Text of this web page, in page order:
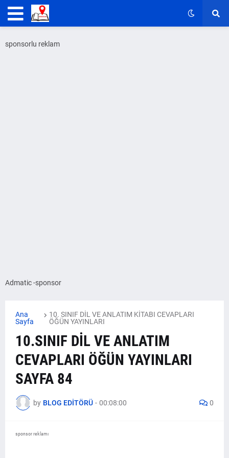
sponsorlu reklam
Admatic -sponsor
Ana
Sayfa
10. SINIF DİL VE ANLATIM KİTABI CEVAPLARI
ÖĞÜN YAYINLARI
10.SINIF DİL VE ANLATIM
CEVAPLARI ÖĞÜN YAYINLARI
SAYFA 84
by BLOG EDİTÖRÜ - 00:08:00 0
sponsor reklamı